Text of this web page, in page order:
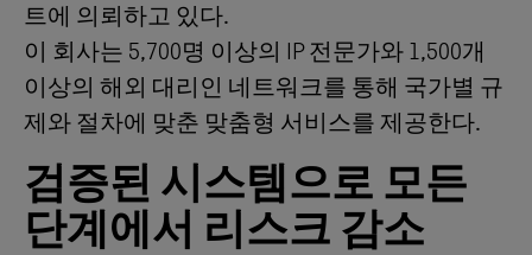
트에 의뢰하고 있다.
이 회사는 5,700명 이상의 IP 전문가와 1,500개
이상의 해외 대리인 네트워크를 통해 국가별 규
제와 절차에 맞춘 맞춤형 서비스를 제공한다.
검증된 시스템으로 모든
단계에서 리스크 감소